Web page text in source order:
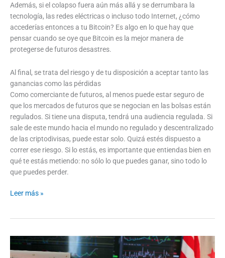
Además, si el colapso fuera aún más allá y se derrumbara la
tecnología, las redes eléctricas o incluso todo Internet, ¿cómo
accederías entonces a tu Bitcoin? Es algo en lo que hay que
pensar cuando se oye que Bitcoin es la mejor manera de
protegerse de futuros desastres.
Al final, se trata del riesgo y de tu disposición a aceptar tanto las
ganancias como las pérdidas
Como comerciante de futuros, al menos puede estar seguro de
que los mercados de futuros que se negocian en las bolsas están
regulados. Si tiene una disputa, tendrá una audiencia regulada. Si
sale de este mundo hacia el mundo no regulado y descentralizado
de las criptodivisas, puede estar solo. Quizá estés dispuesto a
correr ese riesgo. Si lo estás, es importante que entiendas bien en
qué te estás metiendo: no sólo lo que puedes ganar, sino todo lo
que puedes perder.
Leer más »
fantasma